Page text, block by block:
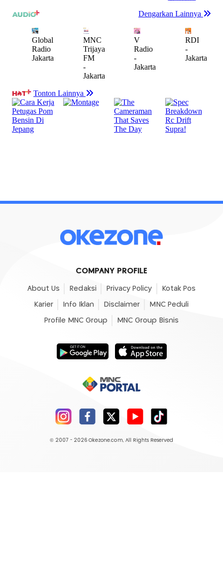
COMPANY PROFILE
About Us Redaksi Privacy Policy Kotak Pos
Karier Info Iklan Disclaimer MNC Peduli
Profile MNC Group MNC Group Bisnis
© 2007 - 2026 Okezone.com, All Rights Reserved